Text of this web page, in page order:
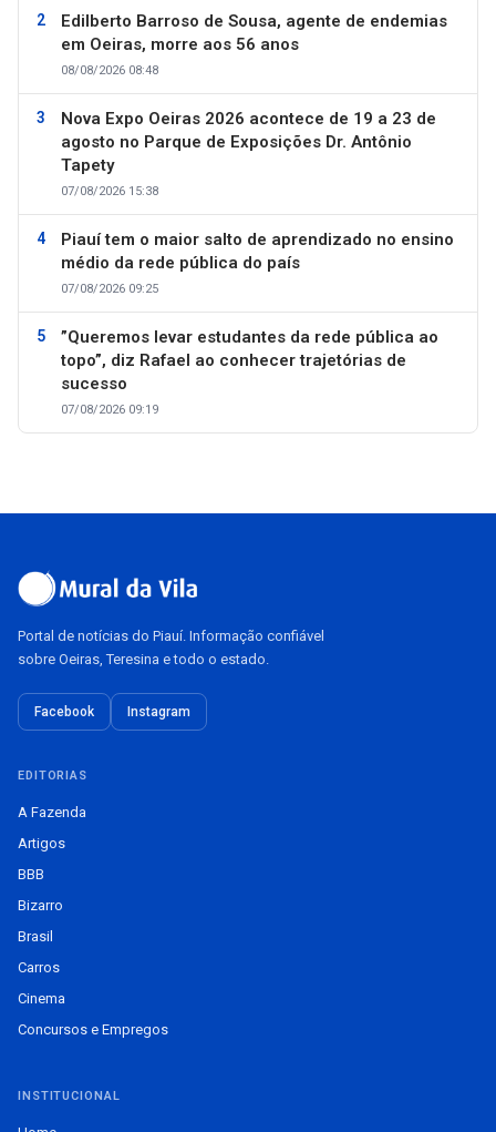
Edilberto Barroso de Sousa, agente de endemias
em Oeiras, morre aos 56 anos
08/08/2026 08:48
Nova Expo Oeiras 2026 acontece de 19 a 23 de
agosto no Parque de Exposições Dr. Antônio
Tapety
07/08/2026 15:38
Piauí tem o maior salto de aprendizado no ensino
médio da rede pública do país
07/08/2026 09:25
”Queremos levar estudantes da rede pública ao
topo”, diz Rafael ao conhecer trajetórias de
sucesso
07/08/2026 09:19
Portal de notícias do Piauí. Informação confiável
sobre Oeiras, Teresina e todo o estado.
Facebook Instagram
EDITORIAS
A Fazenda
Artigos
BBB
Bizarro
Brasil
Carros
Cinema
Concursos e Empregos
INSTITUCIONAL